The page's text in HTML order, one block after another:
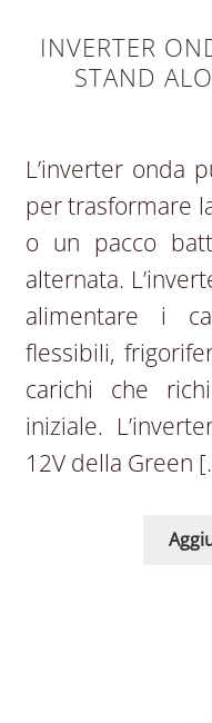
INVERTER
STAND
L’inverter onda
per trasformare
o un pacco
alternata.
alimentare i
flessibili,
carichi che
iniziale.
12V della Green